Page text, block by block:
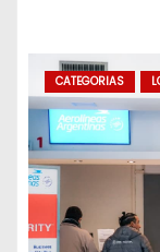
CATEGORIAS